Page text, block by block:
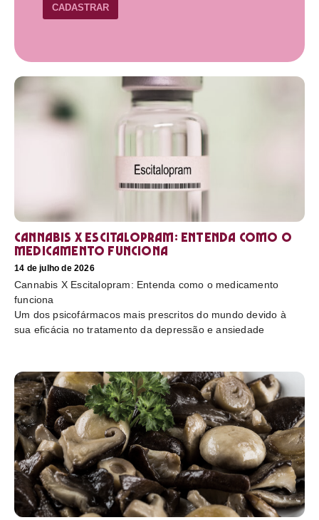
CADASTRAR
Cannabis X Escitalopram: Entenda como o
medicamento funciona
14 de julho de 2026
Cannabis X Escitalopram: Entenda como o medicamento
funciona
Um dos psicofármacos mais prescritos do mundo devido à
sua eficácia no tratamento da depressão e ansiedade